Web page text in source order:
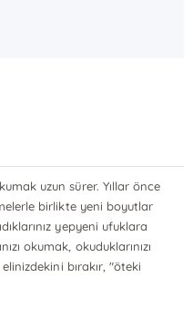
uzun sürer. Yıllar önce
birlikte yeni boyutlar
yepyeni ufuklara
okumak, okuduklarınızı
elinizdekini bırakır, "öteki